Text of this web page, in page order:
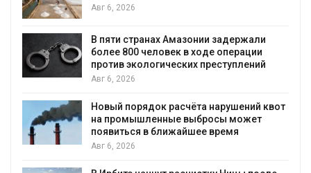
Авг 6, 2026
В пяти странах Амазонии задержали
более 800 человек в ходе операции
против экологических преступлений
Авг 6, 2026
Новый порядок расчёта нарушений квот
на промышленные выбросы может
появиться в ближайшее время
Авг 6, 2026